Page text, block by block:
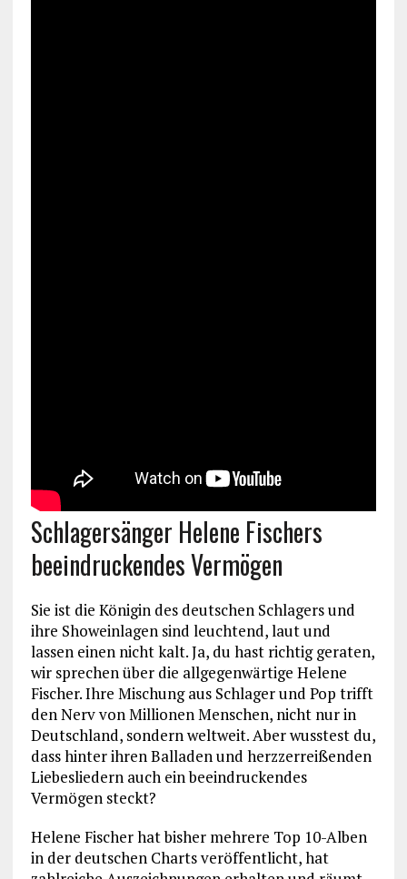
Schlagersänger Helene Fischers
beeindruckendes Vermögen
Sie ist die Königin des deutschen Schlagers und
ihre Showeinlagen sind leuchtend, laut und
lassen einen nicht kalt. Ja, du hast richtig geraten,
wir sprechen über die allgegenwärtige Helene
Fischer. Ihre Mischung aus Schlager und Pop trifft
den Nerv von Millionen Menschen, nicht nur in
Deutschland, sondern weltweit. Aber wusstest du,
dass hinter ihren Balladen und herzzerreißenden
Liebesliedern auch ein beeindruckendes
Vermögen steckt?
Helene Fischer hat bisher mehrere Top 10-Alben
in der deutschen Charts veröffentlicht, hat